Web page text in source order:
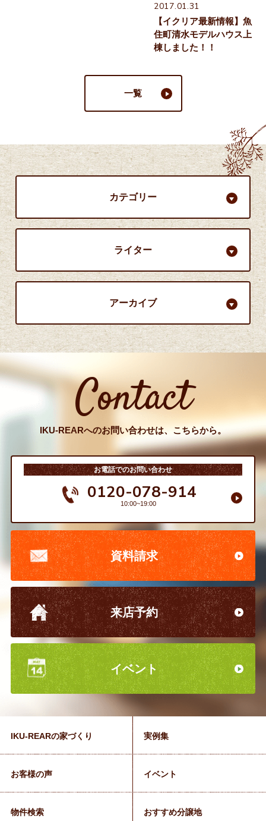
2017.01.31
【イクリア最新情報】魚
住町清水モデルハウス上
棟しました！！
一覧
カテゴリー
ライター
アーカイブ
Contact
IKU-REARへのお問い合わせは、こちらから。
お電話でのお問い合わせ
0120-078-914
10:00~19:00
資料請求
来店予約
イベント
IKU-REARの家づくり 実例集
お客様の声 イベント
物件検索 おすすめ分譲地